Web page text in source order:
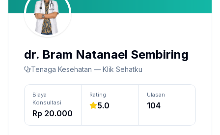
dr. Bram Natanael Sembiring
Tenaga Kesehatan — Klik Sehatku
Biaya
Konsultasi
Rp 20.000
Rating
5.0
Ulasan
104